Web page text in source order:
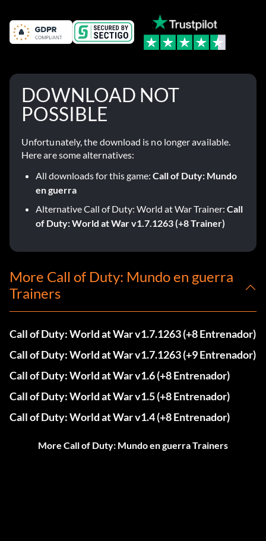
DOWNLOAD NOT
POSSIBLE
Unfortunately, the download is no longer available.
Here are some alternatives:
All downloads for this game: Call of Duty: Mundo
en guerra
Alternative Call of Duty: World at War Trainer: Call
of Duty: World at War v1.7.1263 (+8 Trainer)
More Call of Duty: Mundo en guerra
Trainers
Call of Duty: World at War v1.7.1263 (+8 Entrenador)
Call of Duty: World at War v1.7.1263 (+9 Entrenador)
Call of Duty: World at War v1.6 (+8 Entrenador)
Call of Duty: World at War v1.5 (+8 Entrenador)
Call of Duty: World at War v1.4 (+8 Entrenador)
More Call of Duty: Mundo en guerra Trainers